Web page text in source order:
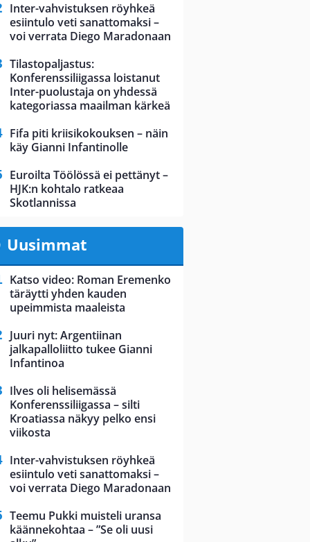
Inter-vahvistuksen röyhkeä
esiintulo veti sanattomaksi –
voi verrata Diego Maradonaan
Tilastopaljastus:
Konferenssiliigassa loistanut
Inter-puolustaja on yhdessä
kategoriassa maailman kärkeä
Fifa piti kriisikokouksen – näin
käy Gianni Infantinolle
Euroilta Töölössä ei pettänyt –
HJK:n kohtalo ratkeaa
Skotlannissa
Uusimmat
Katso video: Roman Eremenko
täräytti yhden kauden
upeimmista maaleista
Juuri nyt: Argentiinan
jalkapalloliitto tukee Gianni
Infantinoa
Ilves oli helisemässä
Konferenssiliigassa – silti
Kroatiassa näkyy pelko ensi
viikosta
Inter-vahvistuksen röyhkeä
esiintulo veti sanattomaksi –
voi verrata Diego Maradonaan
Teemu Pukki muisteli uransa
käännekohtaa – ”Se oli uusi